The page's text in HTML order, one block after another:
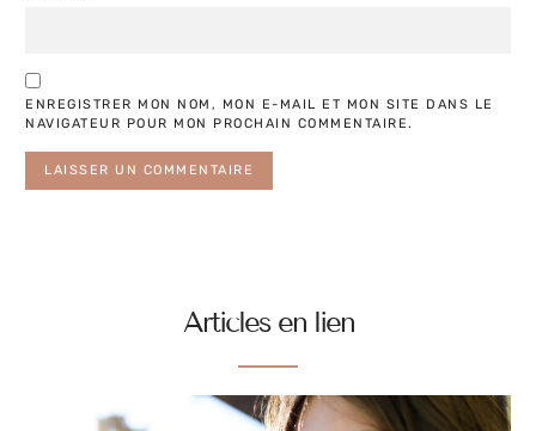
ENREGISTRER MON NOM, MON E-MAIL ET MON SITE DANS LE
NAVIGATEUR POUR MON PROCHAIN COMMENTAIRE.
Articles en lien